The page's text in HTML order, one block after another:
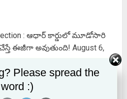
: ఆధార్ కార్డులో మూడోసారి
ఈజీగా అవుతుంది! August 6,
– ఆధార్ నెంబర్‌తో ఇనాక్టివ్ అయిన
చెక్ చెయ్యొచ్చు..నగదును
Please spread the
word :)